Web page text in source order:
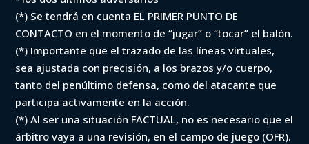
(*) Se tendrá en cuenta EL PRIMER PUNTO DE
CONTACTO en el momento de “jugar” o “tocar” el balón.
(*) Importante que el trazado de las líneas virtuales,
sea ajustada con precisión, a los brazos y/o cuerpo,
tanto del penúltimo defensa, como del atacante que
participa activamente en la acción.
(*) Al ser una situación FACTUAL, no es necesario que el
árbitro vaya a una revisión, en el campo de juego (OFR).